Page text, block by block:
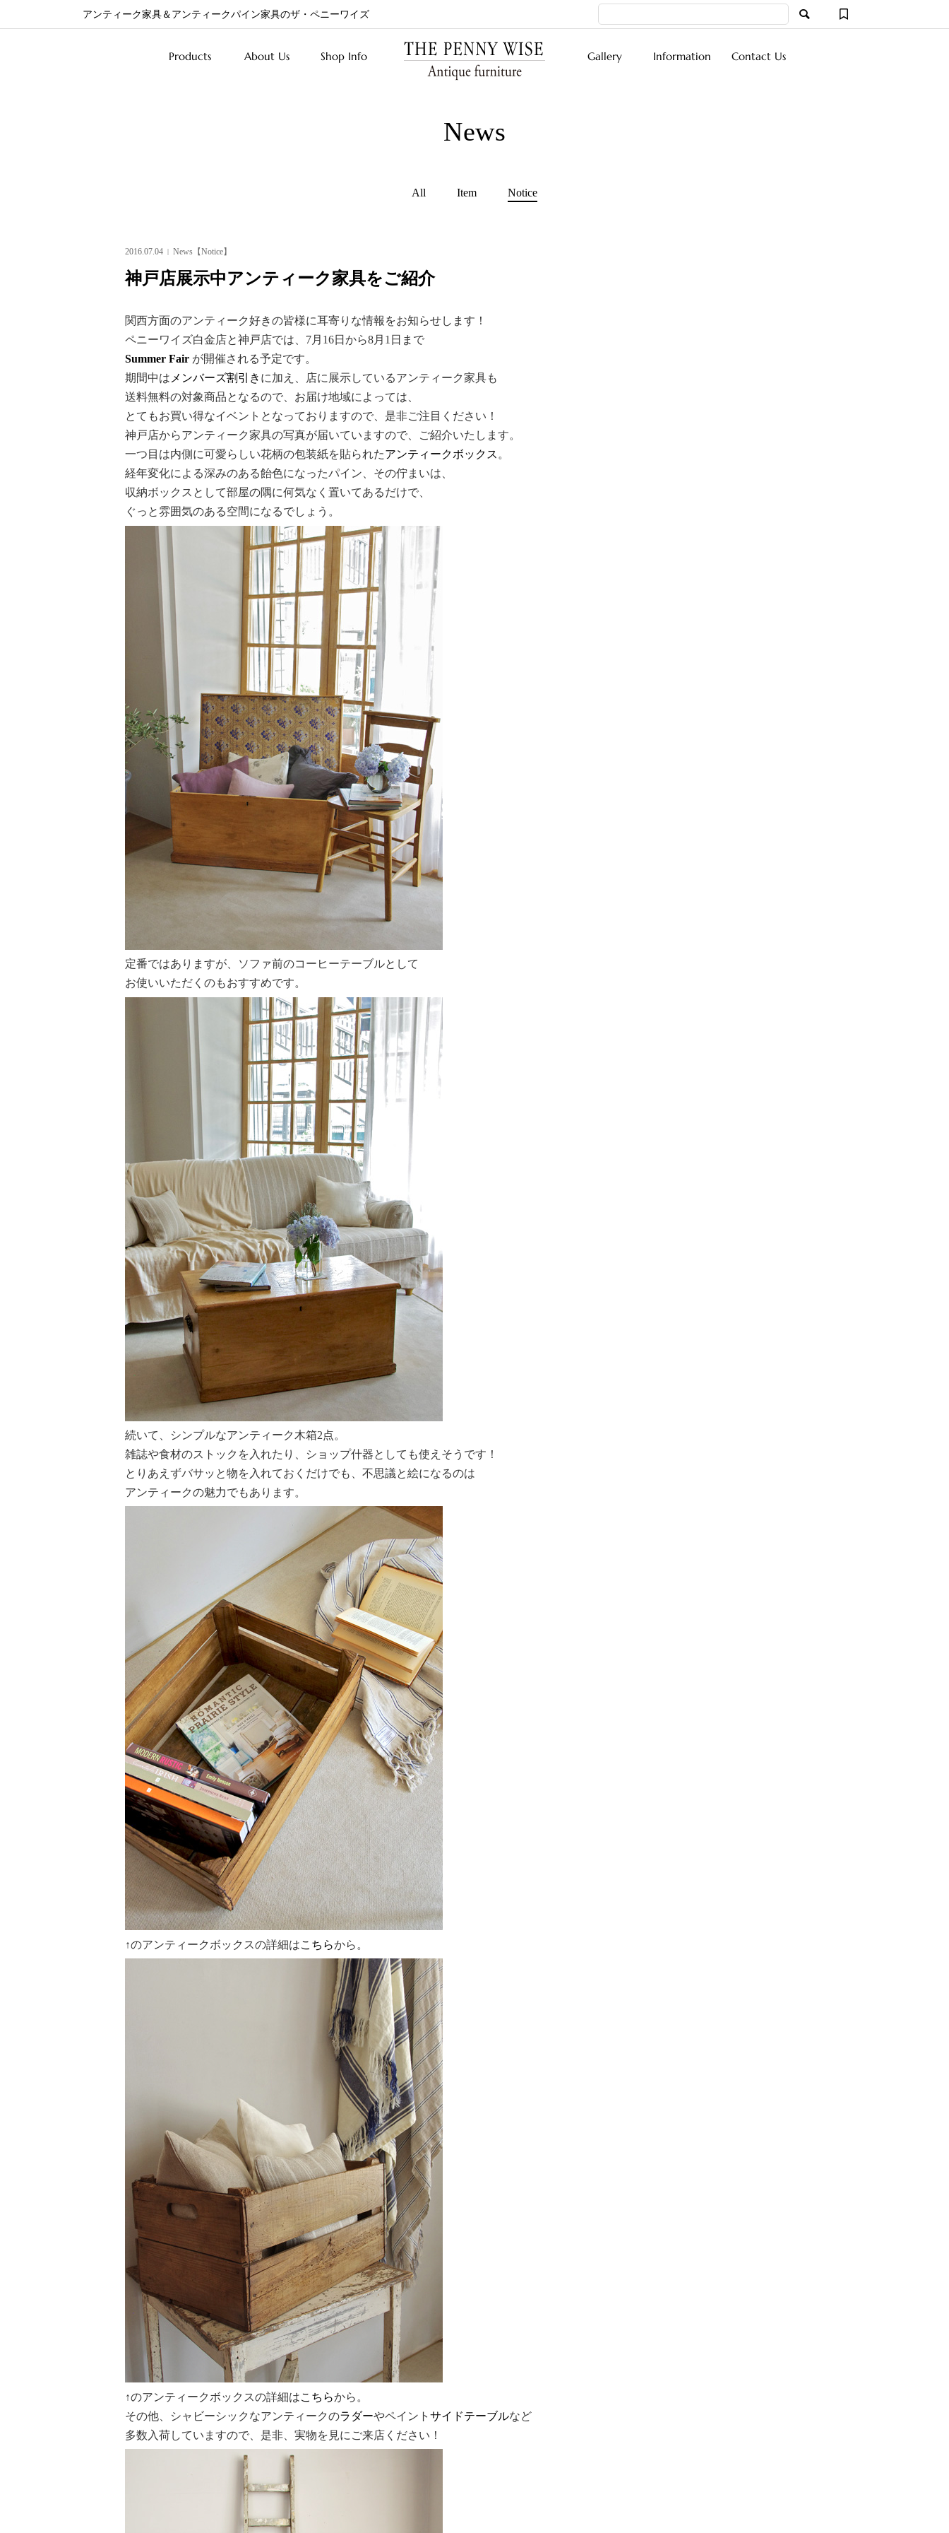
アンティーク家具＆アンティークパイン家具のザ・ペニーワイズ
Products About Us Shop Info Gallery Information Contact Us
News
All Item Notice
2016.07.04 News【Notice】
神戸店展示中アンティーク家具をご紹介
関西方面のアンティーク好きの皆様に耳寄りな情報をお知らせします！
ペニーワイズ白金店と神戸店では、7月16日から8月1日まで
Summer Fairが開催される予定です。
期間中はメンバーズ割引き に加え、店に展示しているアンティーク家具も
送料無料の対象商品となるので、お届け地域によっては、
とてもお買い得なイベントとなっておりますので、是非ご注目ください！
神戸店からアンティーク家具の写真が届いていますので、ご紹介いたします。
一つ目は内側に可愛らしい花柄の包装紙を貼られたアンティークボックス。
経年変化による深みのある飴色になったパイン、その佇まいは、
収納ボックスとして部屋の隅に何気なく置いてあるだけで、
ぐっと雰囲気のある空間になるでしょう。
定番ではありますが、ソファ前のコーヒーテーブルとして
お使いいただくのもおすすめです。
続いて、シンプルなアンティーク木箱2点。
雑誌や食材のストックを入れたり、ショップ什器としても使えそうです！
とりあえずバサッと物を入れておくだけでも、不思議と絵になるのは
アンティークの魅力でもあります。
↑のアンティークボックスの詳細はこちらから。
↑のアンティークボックスの詳細はこちらから。
その他、シャビーシックなアンティークのラダーやペイント サイドテーブルなど
多数入荷していますので、是非、実物を見にご来店ください！